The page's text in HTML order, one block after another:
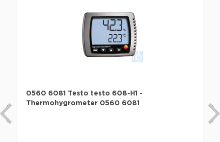
0560 6081 Testo testo 608-H1 -
Thermohygrometer 0560 6081